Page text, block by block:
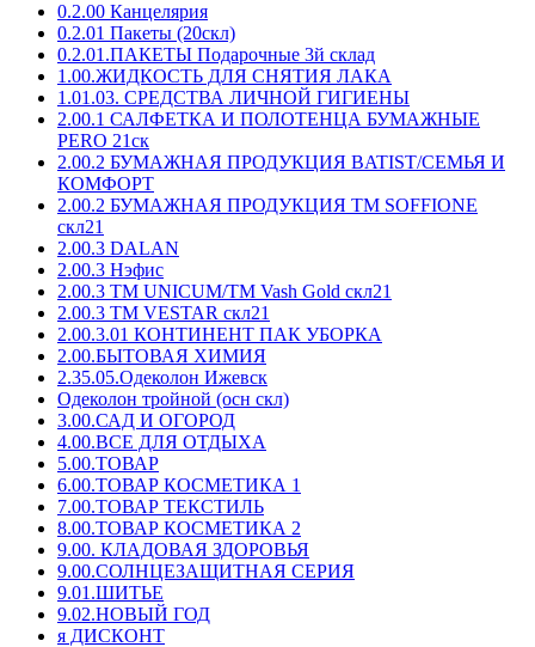
0.2.00 Канцелярия
0.2.01 Пакеты (20скл)
0.2.01.ПАКЕТЫ Подарочные 3й склад
1.00.ЖИДКОСТЬ ДЛЯ СНЯТИЯ ЛАКА
1.01.03. СРЕДСТВА ЛИЧНОЙ ГИГИЕНЫ
2.00.1 САЛФЕТКА И ПОЛОТЕНЦА БУМАЖНЫЕ
PERO 21ск
2.00.2 БУМАЖНАЯ ПРОДУКЦИЯ BATIST/СЕМЬЯ И
КОМФОРТ
2.00.2 БУМАЖНАЯ ПРОДУКЦИЯ ТМ SOFFIONE
скл21
2.00.3 DALAN
2.00.3 Нэфис
2.00.3 ТМ UNICUM/ТМ Vash Gold скл21
2.00.3 ТМ VESTAR скл21
2.00.3.01 КОНТИНЕНТ ПАК УБОРКА
2.00.БЫТОВАЯ ХИМИЯ
2.35.05.Одеколон Ижевск
Одеколон тройной (осн скл)
3.00.САД И ОГОРОД
4.00.ВСЕ ДЛЯ ОТДЫХА
5.00.ТОВАР
6.00.ТОВАР КОСМЕТИКА 1
7.00.ТОВАР ТЕКСТИЛЬ
8.00.ТОВАР КОСМЕТИКА 2
9.00. КЛАДОВАЯ ЗДОРОВЬЯ
9.00.СОЛНЦЕЗАЩИТНАЯ СЕРИЯ
9.01.ШИТЬЕ
9.02.НОВЫЙ ГОД
я ДИСКОНТ